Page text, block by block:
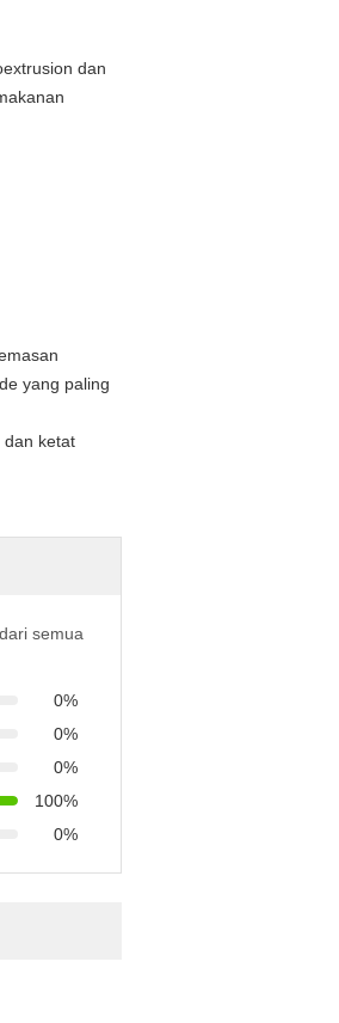
dan
yang paling
dan ketat
semua
0%
0%
0%
100%
0%